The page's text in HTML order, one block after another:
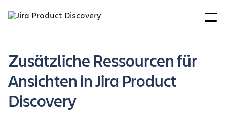
Zusätzliche Ressourcen für
Ansichten in Jira Product
Discovery